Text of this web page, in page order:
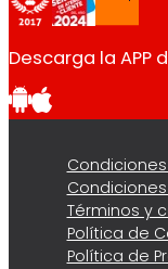
Descarga la APP
Términos y
Política de
Política de